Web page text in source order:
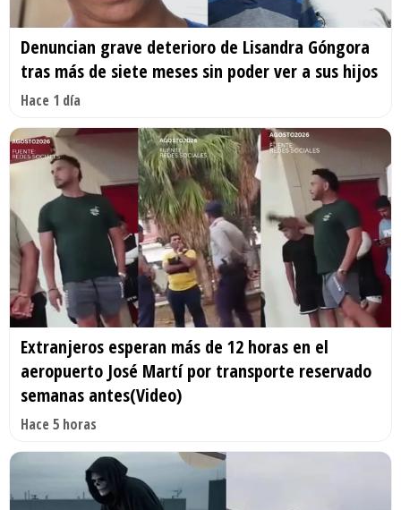
Denuncian grave deterioro de Lisandra Góngora
tras más de siete meses sin poder ver a sus hijos
Hace 1 día
Extranjeros esperan más de 12 horas en el
aeropuerto José Martí por transporte reservado
semanas antes(Video)
Hace 5 horas